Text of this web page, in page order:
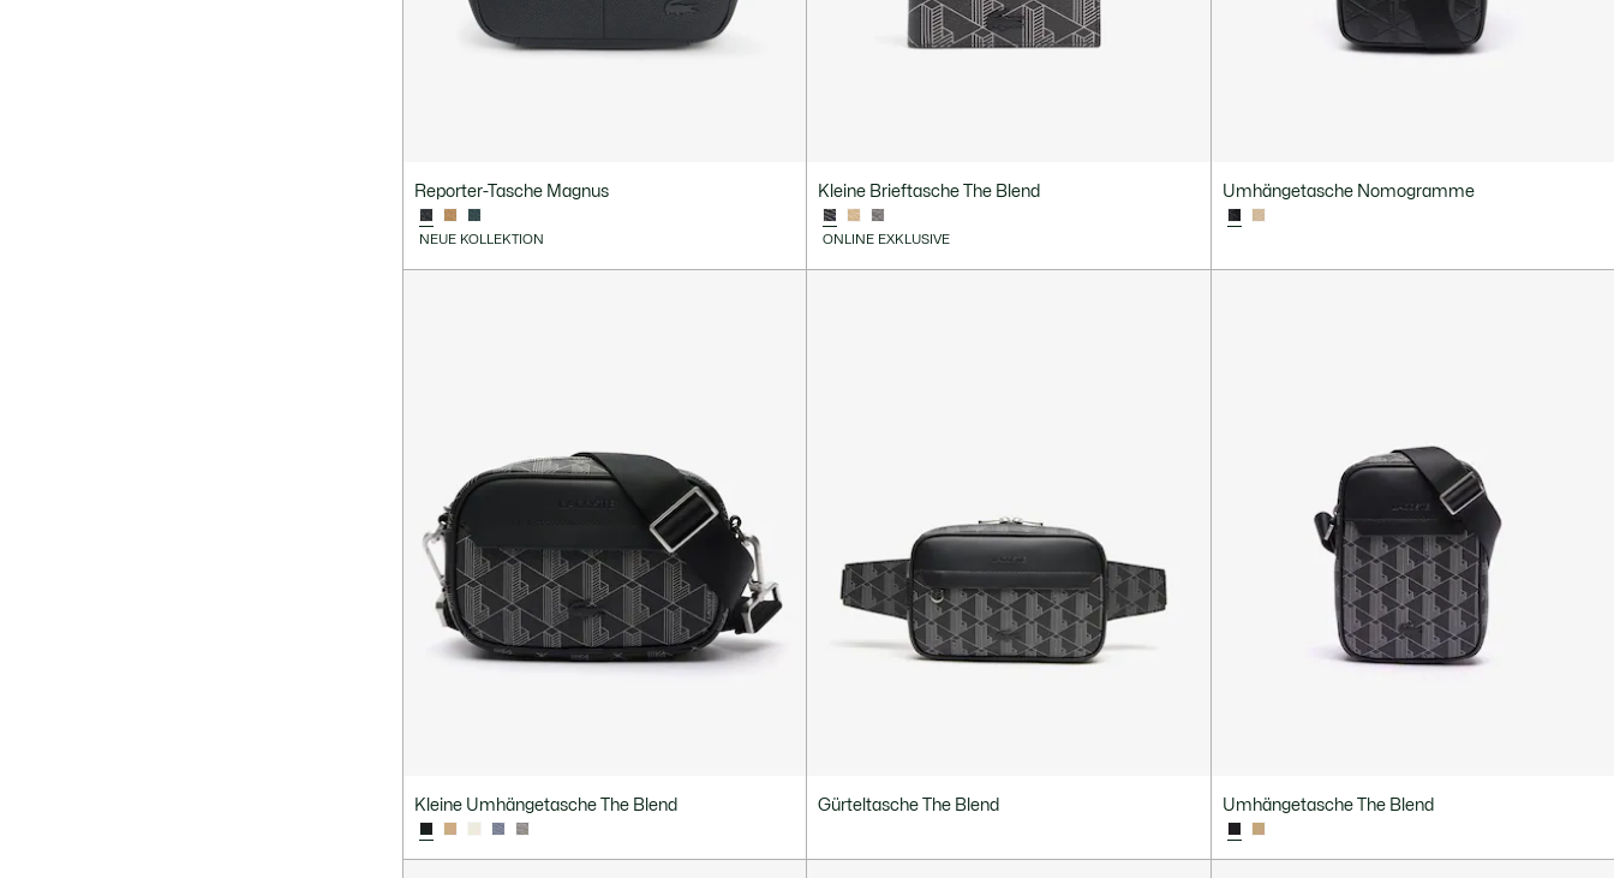
Reporter-Tasche Magnus
NEUE KOLLEKTION
Kleine Brieftasche The Blend
ONLINE EXKLUSIVE
Umhängetasche Nomogramme
Kleine Umhängetasche The Blend Gürteltasche The Blend Umhängetasche The Blend